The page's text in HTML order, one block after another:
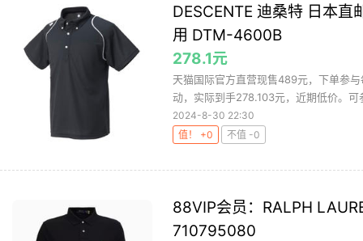
DESCENTE 迪桑特 日本
用 DTM-4600B
278.1元
天猫国际官方直营现售489元，下单参
动，实际到手278.103元，近期低价。可
2024-8-30 22:30
值！ +0
不值 -0
88VIP会员：RALPH
710795080